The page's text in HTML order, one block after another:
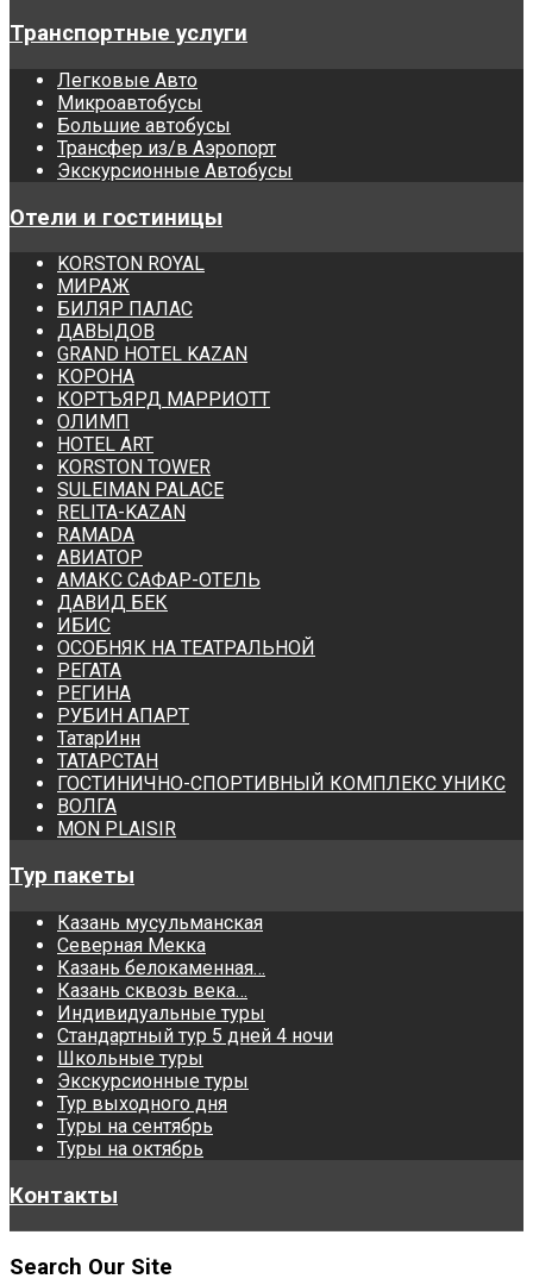
Транспортные услуги
Легковые Авто
Микроавтобусы
Большие автобусы
Трансфер из/в Аэропорт
Экскурсионные Автобусы
Отели и гостиницы
KORSTON ROYAL
МИРАЖ
БИЛЯР ПАЛАС
ДАВЫДОВ
GRAND HOTEL KAZAN
КОРОНА
КОРТЪЯРД МАРРИОТТ
ОЛИМП
HOTEL ART
KORSTON TOWER
SULEIMAN PALACE
RELITA-KAZAN
RAMADA
АВИАТОР
АМАКС САФАР-ОТЕЛЬ
ДАВИД БЕК
ИБИС
ОСОБНЯК НА ТЕАТРАЛЬНОЙ
РЕГАТА
РЕГИНА
РУБИН АПАРТ
ТатарИнн
ТАТАРСТАН
ГОСТИНИЧНО-СПОРТИВНЫЙ КОМПЛЕКС УНИКС
ВОЛГА
MON PLAISIR
Тур пакеты
Казань мусульманская
Северная Мекка
Казань белокаменная…
Казань сквозь века…
Индивидуальные туры
Стандартный тур 5 дней 4 ночи
Школьные туры
Экскурсионные туры
Тур выходного дня
Туры на сентябрь
Туры на октябрь
Контакты
Search Our Site